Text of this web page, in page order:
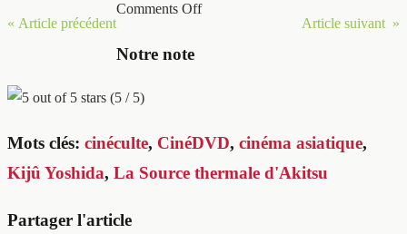
« Article précédent Article suivant »
Comments Off
Notre note
(5 / 5)
Mots clés: cinéculte, CinéDVD, cinéma asiatique,
Kijû Yoshida, La Source thermale d'Akitsu
Partager l'article